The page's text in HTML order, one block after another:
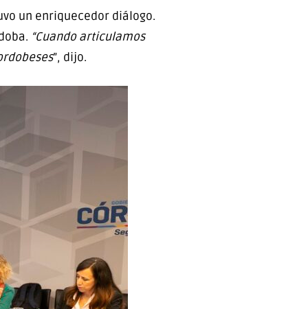
un enriquecedor diálogo.
“Cuando articulamos
”, dijo.